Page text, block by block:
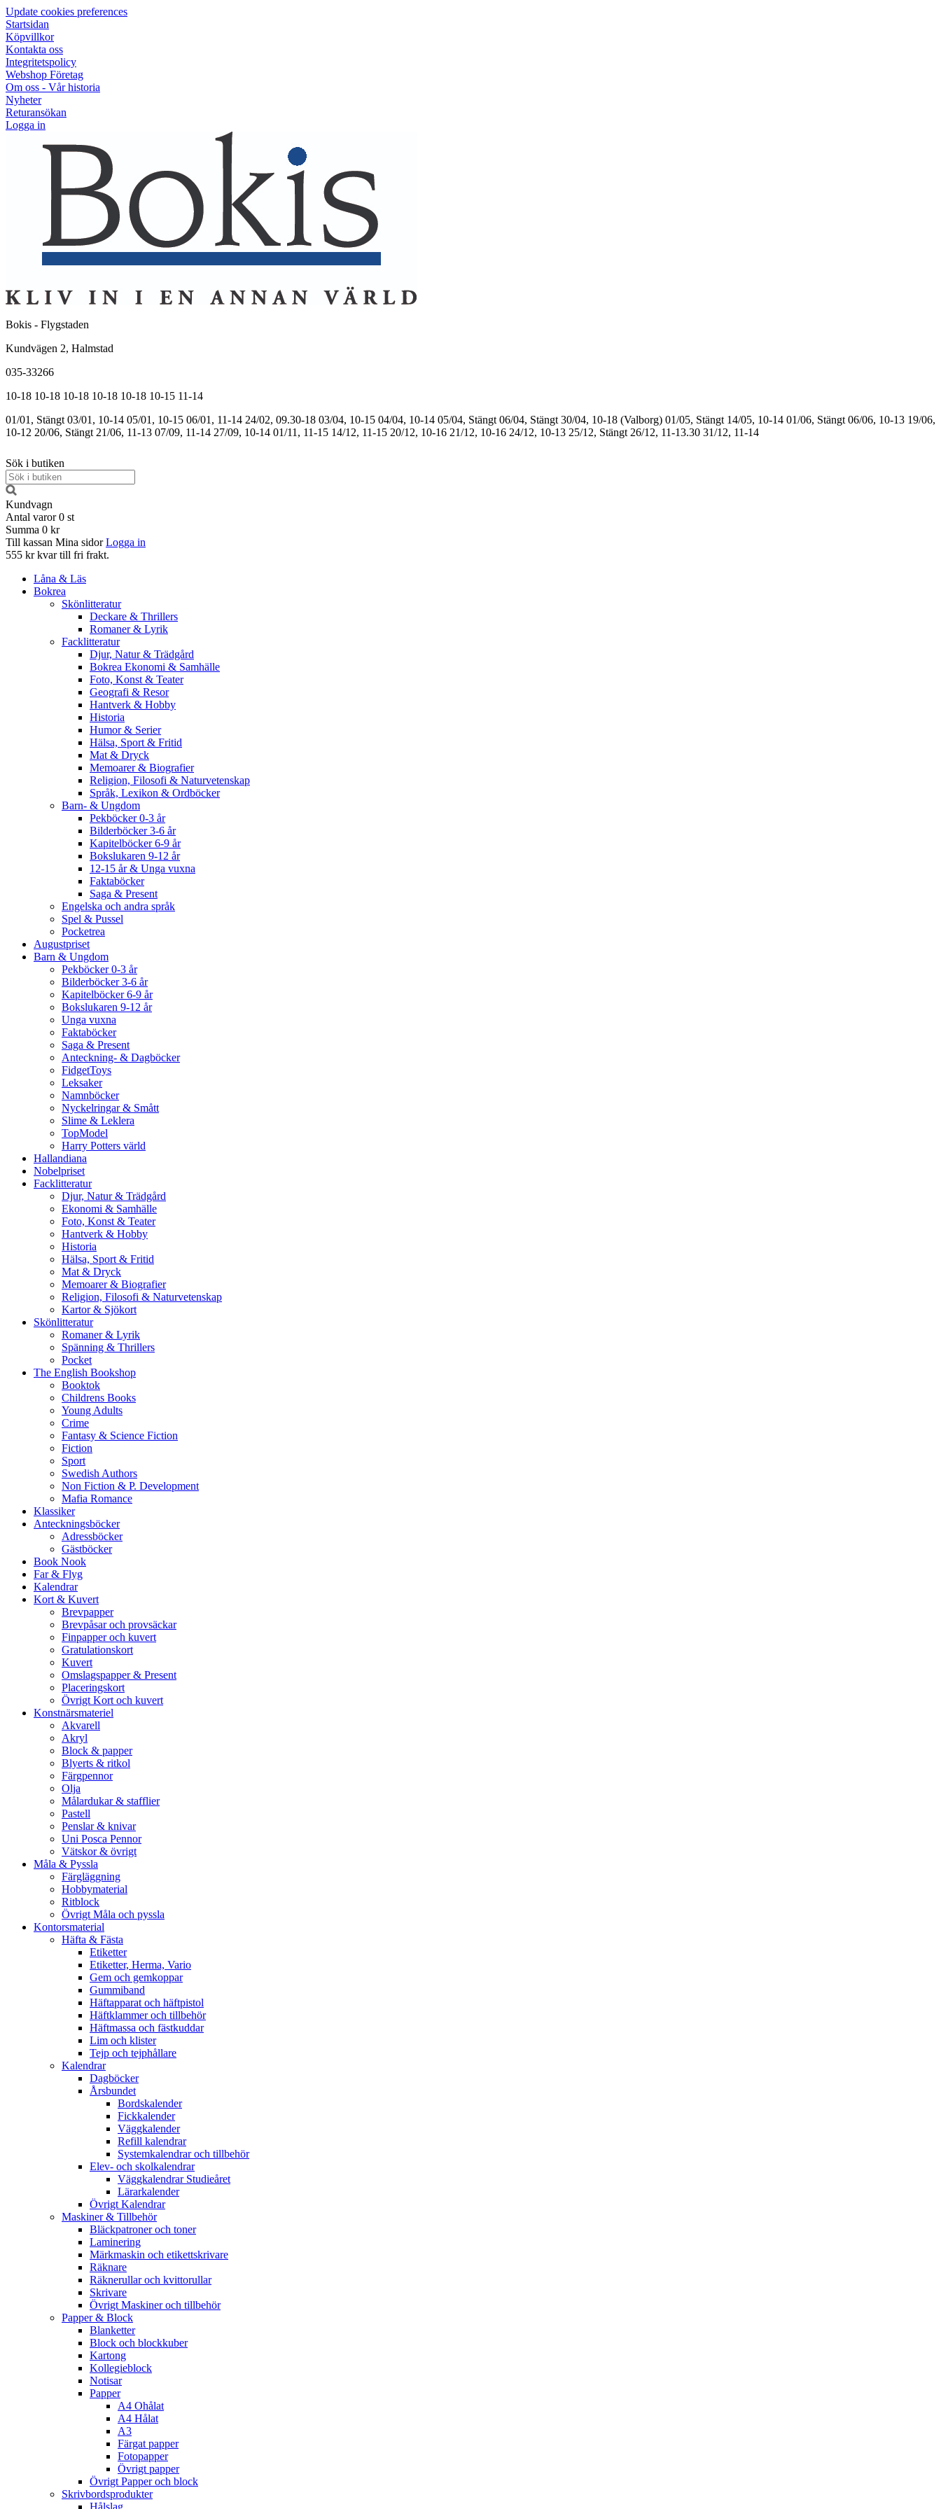
Update cookies preferences
Startsidan
Köpvillkor
Kontakta oss
Integritetspolicy
Webshop Företag
Om oss - Vår historia
Nyheter
Returansökan
Logga in
Bokis - Flygstaden
Kundvägen 2, Halmstad
035-33266
10-18 10-18 10-18 10-18 10-18 10-15 11-14
01/01, Stängt 03/01, 10-14 05/01, 10-15 06/01, 11-14 24/02, 09.30-18 03/04, 10-15 04/04, 10-14 05/04, Stängt 06/04, Stängt 30/04, 10-18 (Valborg) 01/05, Stängt 14/05, 10-14 01/06, Stängt 06/06, 10-13 19/06,
10-12 20/06, Stängt 21/06, 11-13 07/09, 11-14 27/09, 10-14 01/11, 11-15 14/12, 11-15 20/12, 10-16 21/12, 10-16 24/12, 10-13 25/12, Stängt 26/12, 11-13.30 31/12, 11-14
Sök i butiken
Kundvagn
Antal varor 0 st
Summa 0 kr
Till kassan Mina sidor Logga in
555 kr kvar till fri frakt.
Låna & Läs
Bokrea
Skönlitteratur
Deckare & Thrillers
Romaner & Lyrik
Facklitteratur
Djur, Natur & Trädgård
Bokrea Ekonomi & Samhälle
Foto, Konst & Teater
Geografi & Resor
Hantverk & Hobby
Historia
Humor & Serier
Hälsa, Sport & Fritid
Mat & Dryck
Memoarer & Biografier
Religion, Filosofi & Naturvetenskap
Språk, Lexikon & Ordböcker
Barn- & Ungdom
Pekböcker 0-3 år
Bilderböcker 3-6 år
Kapitelböcker 6-9 år
Bokslukaren 9-12 år
12-15 år & Unga vuxna
Faktaböcker
Saga & Present
Engelska och andra språk
Spel & Pussel
Pocketrea
Augustpriset
Barn & Ungdom
Pekböcker 0-3 år
Bilderböcker 3-6 år
Kapitelböcker 6-9 år
Bokslukaren 9-12 år
Unga vuxna
Faktaböcker
Saga & Present
Anteckning- & Dagböcker
FidgetToys
Leksaker
Namnböcker
Nyckelringar & Smått
Slime & Leklera
TopModel
Harry Potters värld
Hallandiana
Nobelpriset
Facklitteratur
Djur, Natur & Trädgård
Ekonomi & Samhälle
Foto, Konst & Teater
Hantverk & Hobby
Historia
Hälsa, Sport & Fritid
Mat & Dryck
Memoarer & Biografier
Religion, Filosofi & Naturvetenskap
Kartor & Sjökort
Skönlitteratur
Romaner & Lyrik
Spänning & Thrillers
Pocket
The English Bookshop
Booktok
Childrens Books
Young Adults
Crime
Fantasy & Science Fiction
Fiction
Sport
Swedish Authors
Non Fiction & P. Development
Mafia Romance
Klassiker
Anteckningsböcker
Adressböcker
Gästböcker
Book Nook
Far & Flyg
Kalendrar
Kort & Kuvert
Brevpapper
Brevpåsar och provsäckar
Finpapper och kuvert
Gratulationskort
Kuvert
Omslagspapper & Present
Placeringskort
Övrigt Kort och kuvert
Konstnärsmateriel
Akvarell
Akryl
Block & papper
Blyerts & ritkol
Färgpennor
Olja
Målardukar & stafflier
Pastell
Penslar & knivar
Uni Posca Pennor
Vätskor & övrigt
Måla & Pyssla
Färgläggning
Hobbymaterial
Ritblock
Övrigt Måla och pyssla
Kontorsmaterial
Häfta & Fästa
Etiketter
Etiketter, Herma, Vario
Gem och gemkoppar
Gummiband
Häftapparat och häftpistol
Häftklammer och tillbehör
Häftmassa och fästkuddar
Lim och klister
Tejp och tejphållare
Kalendrar
Dagböcker
Årsbundet
Bordskalender
Fickkalender
Väggkalender
Refill kalendrar
Systemkalendrar och tillbehör
Elev- och skolkalendrar
Väggkalendrar Studieåret
Lärarkalender
Övrigt Kalendrar
Maskiner & Tillbehör
Bläckpatroner och toner
Laminering
Märkmaskin och etikettskrivare
Räknare
Räknerullar och kvittorullar
Skrivare
Övrigt Maskiner och tillbehör
Papper & Block
Blanketter
Block och blockkuber
Kartong
Kollegieblock
Notisar
Papper
A4 Ohålat
A4 Hålat
A3
Färgat papper
Fotopapper
Övrigt papper
Övrigt Papper och block
Skrivbordsprodukter
Hålslag